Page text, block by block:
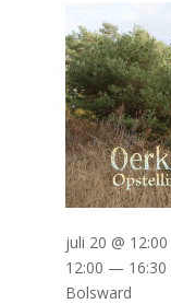
juli 20 @ 12:00
12:00 — 16:30
Bolsward